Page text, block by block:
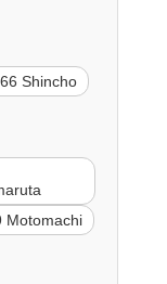
Shincho
Motomachi